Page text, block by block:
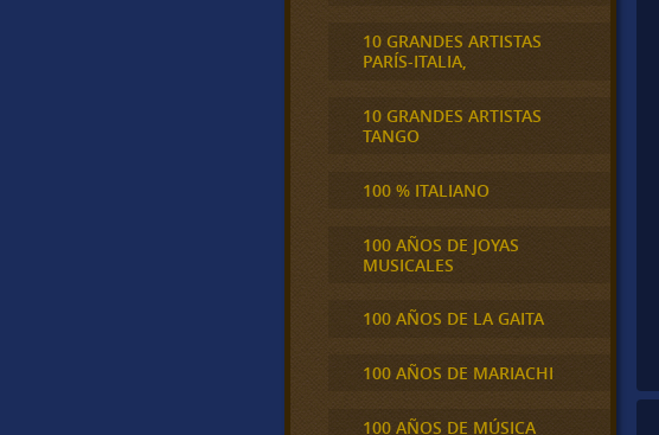
10 GRANDES ARTISTAS
PARÍS-ITALIA,
10 GRANDES ARTISTAS
TANGO
100 % ITALIANO
100 AÑOS DE JOYAS
MUSICALES
100 AÑOS DE LA GAITA
100 AÑOS DE MARIACHI
100 AÑOS DE MÚSICA